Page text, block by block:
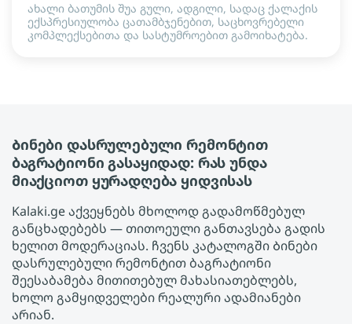
ახალი ბათუმის შუა გული, ადგილი, სადაც ქალაქის
ექსპრესიულობა ცათამბჯენებით, საცხოვრებელი
კომპლექსებითა და სასტუმროებით გამოიხატება.
Ბინები დასრულებული რემონტით
ბაგრატიონი გასაყიდად: რას უნდა
მიაქციოთ ყურადღება ყიდვისას
Kalaki.ge აქვეყნებს მხოლოდ გადამოწმებულ
განცხადებებს — თითოეული განთავსება გადის
ხელით მოდერაციას. ჩვენს კატალოგში Ბინები
დასრულებული რემონტით ბაგრატიონი
შეესაბამება მითითებულ მახასიათებლებს,
ხოლო გამყიდველები რეალური ადამიანები
არიან.